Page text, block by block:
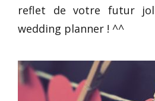
reflet de votre futur
wedding planner ! ^^